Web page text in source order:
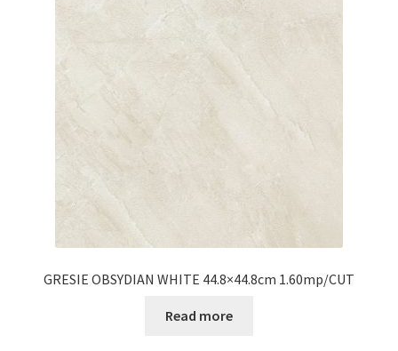
GRESIE OBSYDIAN WHITE 44.8×44.8cm 1.60mp/CUT
Read more